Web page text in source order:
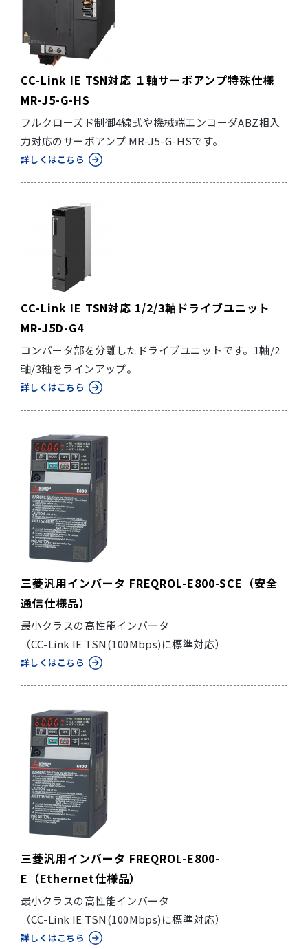
CC-Link IE TSN対応 １軸サーボアンプ特殊仕様
MR-J5-G-HS
フルクローズド制御4線式や機械端エンコーダABZ相入
力対応のサーボアンプ MR-J5-G-HSです。
詳しくはこちら
CC-Link IE TSN対応 1/2/3軸ドライブユニット
MR-J5D-G4
コンバータ部を分離したドライブユニットです。1軸/2
軸/3軸をラインアップ。
詳しくはこちら
三菱汎用インバータ FREQROL-E800-SCE（安全
通信仕様品）
最小クラスの高性能インバータ
（CC-Link IE TSN(100Mbps)に標準対応）
詳しくはこちら
三菱汎用インバータ FREQROL-E800-
E（Ethernet仕様品）
最小クラスの高性能インバータ
（CC-Link IE TSN(100Mbps)に標準対応）
詳しくはこちら